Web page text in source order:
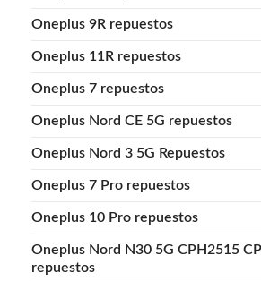
Oneplus 9R repuestos
Oneplus 11R repuestos
Oneplus 7 repuestos
Oneplus Nord CE 5G repuestos
Oneplus Nord 3 5G Repuestos
Oneplus 7 Pro repuestos
Oneplus 10 Pro repuestos
Oneplus Nord N30 5G CPH2515
repuestos